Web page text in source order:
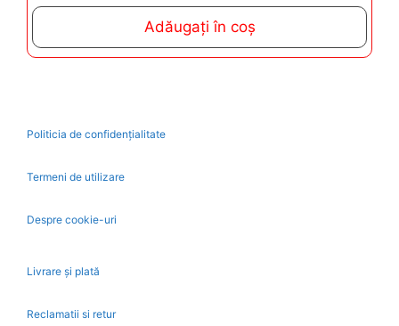
o
5
Adăugați în coș
Politicia de confidențialitate
Termeni de utilizare
Despre cookie-uri
Livrare și plată
Reclamatii si retur